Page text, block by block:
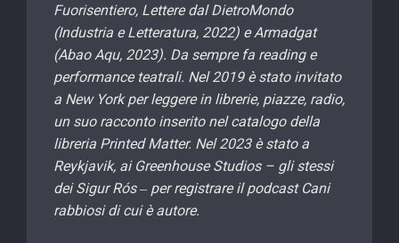
Fuorisentiero, Lettere dal DietroMondo
(Industria e Letteratura, 2022) e Armadgat
(Abao Aqu, 2023). Da sempre fa reading e
performance teatrali. Nel 2019 è stato invitato
a New York per leggere in librerie, piazze, radio,
un suo racconto inserito nel catalogo della
libreria Printed Matter. Nel 2023 è stato a
Reykjavik, ai Greenhouse Studios – gli stessi
dei Sigur Rós ‒ per registrare il podcast Cani
rabbiosi di cui è autore.